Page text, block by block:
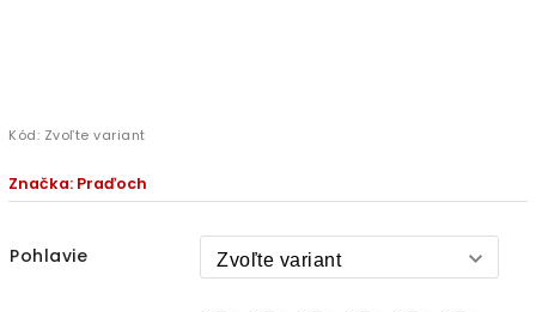
Kód: Zvoľte variant
Značka: Praďoch
Pohlavie